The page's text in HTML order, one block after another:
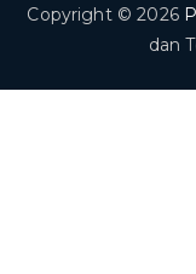
Copyright © 2026
dan